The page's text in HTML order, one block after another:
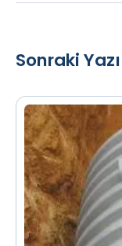
Sonraki Yazı